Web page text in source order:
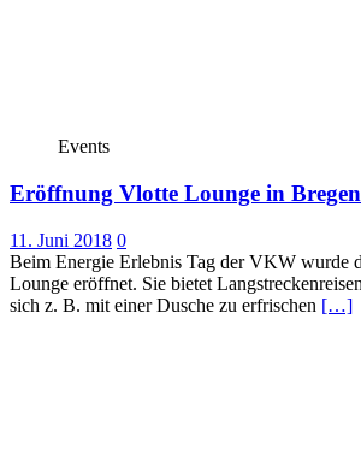
Events
Eröffnung Vlotte Lounge in
11. Juni 2018 0
Beim Energie Erlebnis Tag der VKW wurde
Lounge eröffnet. Sie bietet
sich z. B. mit einer Dusche zu erfrischen […]